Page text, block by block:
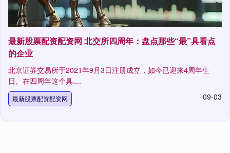
最新股票配资配资网 北交所四周年：盘点那些“最”具看点
的企业
北京证券交易所于2021年9月3日注册成立，如今已迎来4周年生
日。在四周年这个具....
最新股票配资配资网 09-03